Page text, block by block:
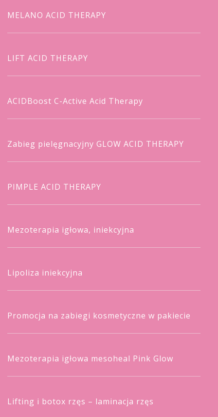
MELANO ACID THERAPY
LIFT ACID THERAPY
ACIDBoost C-Active Acid Therapy
Zabieg pielęgnacyjny GLOW ACID THERAPY
PIMPLE ACID THERAPY
Mezoterapia igłowa, iniekcyjna
Lipoliza iniekcyjna
Promocja na zabiegi kosmetyczne w pakiecie
Mezoterapia igłowa mesoheal Pink Glow
Lifting i botox rzęs – laminacja rzęs